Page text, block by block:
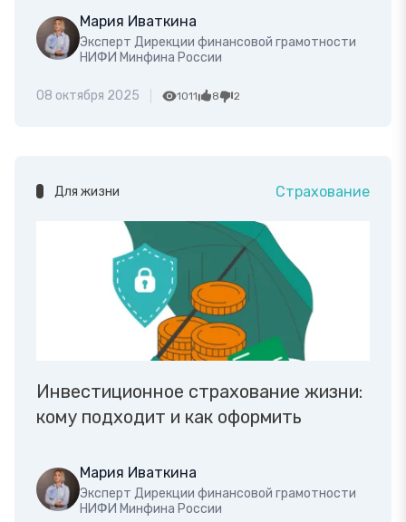
Мария Иваткина
Эксперт Дирекции финансовой грамотности
НИФИ Минфина России
08 октября 2025 1011 8 2
Для жизни Страхование
Инвестиционное страхование жизни:
кому подходит и как оформить
Мария Иваткина
Эксперт Дирекции финансовой грамотности
НИФИ Минфина России